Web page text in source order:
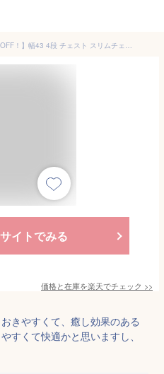
【1/20限定！クーポン利用で5%OFF！】幅43 4段 チェスト スリムチェスト タンス タンスチェスト リビング収納 隙間収納 スリム コンパクト 北欧 木製 完成品 引き出し 衣類 タオル マスク 収納 玄関 リビング 基本送料無料 FACT ISSEIKI
イトでみる
価格と在庫を楽天でチェック >>
きやすくて、癒し効果のある
すくて快適かと思いますし、